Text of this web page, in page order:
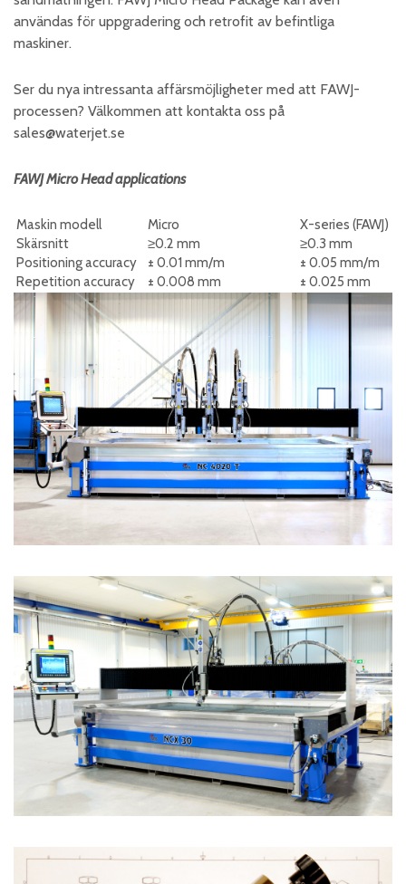
användas för uppgradering och retrofit av befintliga
maskiner.
Ser du nya intressanta affärsmöjligheter med att FAWJ-
processen? Välkommen att kontakta oss på
sales@waterjet.se
FAWJ Micro Head applications
Maskin modell Micro
X-series (FAWJ)
Skärsnitt
≥0.2 mm
≥0.3 mm
Positioning accuracy
± 0.01 mm/m
± 0.05 mm/m
Repetition accuracy
± 0.008 mm ± 0.025 mm